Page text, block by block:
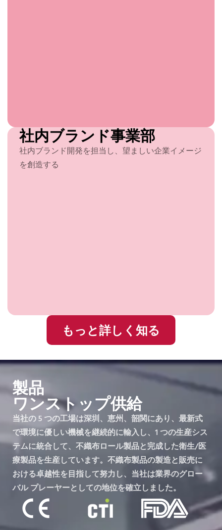
社内ブランド事業部
社内ブランド開発を担当し、望ましい企業イメージ
を創造する
もっと詳しく知る
製品
ワンストップ供給
当社の 5 つの工場は深圳、恵州、韶関にあり、最新式
で環境に優しい機械を継続的に輸入し、1 つの生産シス
テムに統合して、不織布ロール製品と完成した衛生/医
療製品を生産しています。不織布製品の製造と販売に
おける卓越性を目指して努力し、当社は業界のグロー
バル プレーヤーとしての地位を確立しました。